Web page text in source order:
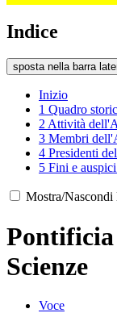
Indice
sposta nella barra
Inizio
1 Quadro
2Attività
3 Membri
4 Presidenti
5 Fini e
Mostra/Nascondi
Pontificia
Scienze
Voce